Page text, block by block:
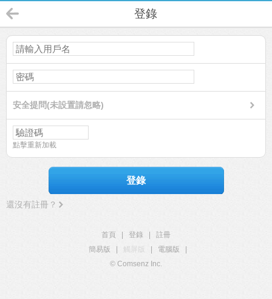
登錄
安全提問(未設置請忽略)
點擊重新加載
登錄
還沒有註冊？
首頁 登錄
註冊
簡易版
觸屏版 電腦版
© Comsenz Inc.